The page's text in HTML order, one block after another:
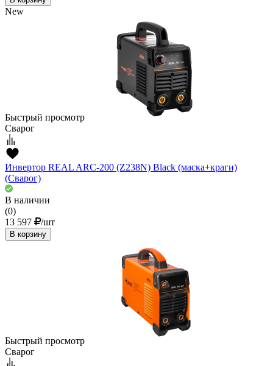
New
Быстрый просмотр
Сварог
Инвертор REAL ARC-200 (Z238N) Black (маска+краги)
(Сварог)
В наличии
(0)
13 597
/шт
В корзину
Быстрый просмотр
Сварог